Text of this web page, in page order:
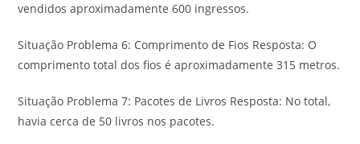
vendidos aproximadamente 600 ingressos.
Situação Problema 6: Comprimento de Fios Resposta: O
comprimento total dos fios é aproximadamente 315 metros.
Situação Problema 7: Pacotes de Livros Resposta: No total,
havia cerca de 50 livros nos pacotes.